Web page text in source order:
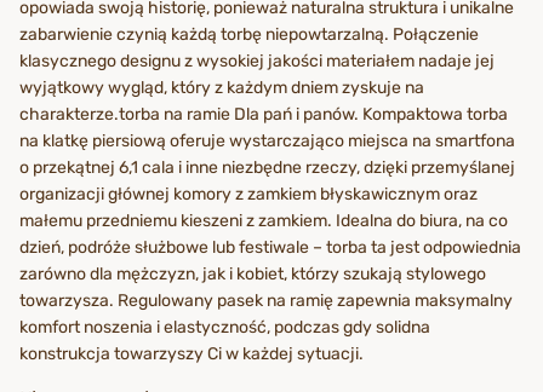
opowiada swoją historię, ponieważ naturalna struktura i unikalne
zabarwienie czynią każdą torbę niepowtarzalną. Połączenie
klasycznego designu z wysokiej jakości materiałem nadaje jej
wyjątkowy wygląd, który z każdym dniem zyskuje na
charakterze.torba na ramie Dla pań i panów. Kompaktowa torba
na klatkę piersiową oferuje wystarczająco miejsca na smartfona
o przekątnej 6,1 cala i inne niezbędne rzeczy, dzięki przemyślanej
organizacji głównej komory z zamkiem błyskawicznym oraz
małemu przedniemu kieszeni z zamkiem. Idealna do biura, na co
dzień, podróże służbowe lub festiwale – torba ta jest odpowiednia
zarówno dla mężczyzn, jak i kobiet, którzy szukają stylowego
towarzysza. Regulowany pasek na ramię zapewnia maksymalny
komfort noszenia i elastyczność, podczas gdy solidna
konstrukcja towarzyszy Ci w każdej sytuacji.